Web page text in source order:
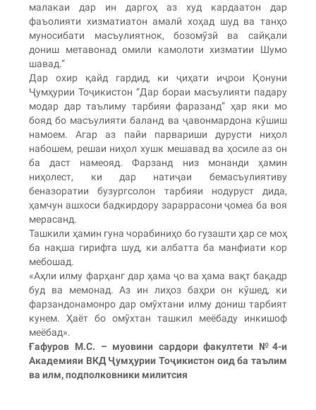
малакаи дар ин даргоҳ аз худ кардаатон дар
фаъолияти хизматиатон амалӣ хоҳад шуд ва танҳо
муносибати масъулиятнок, бозомӯзӣ ва сайқали
дониш метавонад омили камолоти хизматии Шумо
шавад.”
Дар охир қайд гардид, ки ҷиҳати иҷрои Қонуни
Ҷумҳурии Тоҷикистон “Дар бораи масъулияти падару
модар дар таълиму тарбияи фаразанд” ҳар яки мо
бояд бо масъулияти баланд ва ҷавонмардона кӯшиш
намоем. Агар аз пайи парвариши дурусти ниҳол
набошем, решаи ниҳол хушк мешавад ва ҳосиле аз он
ба даст намеояд. Фарзанд низ монанди ҳамин
ниҳолест, ки дар натиҷаи бемасъулиятиву
беназоратии бузургсолон тарбияи нодуруст дида,
ҳамчун ашхоси бадкирдору зараррасони ҷомеа ба воя
мерасанд.
Ташкили ҳамин гуна чорабиниҳо бо гузашти ҳар се моҳ
ба нақша гирифта шуд, ки албатта ба манфиати кор
мебошад.
«Аҳли илму фарҳанг дар ҳама ҷо ва ҳама вақт бақадр
буд ва мемонад. Аз ин лиҳоз баҳри он кӯшед, ки
фарзандонамонро дар омӯхтани илму дониш тарбият
кунем. Ҳаёт бо омӯхтан ташкил меёбаду инкишоф
меёбад».
Ғафуров М.С. – муовини сардори факултети №4-и
Академияи ВКД Ҷумҳурии Тоҷикистон оид ба таълим
ва илм, подполковники милитсия